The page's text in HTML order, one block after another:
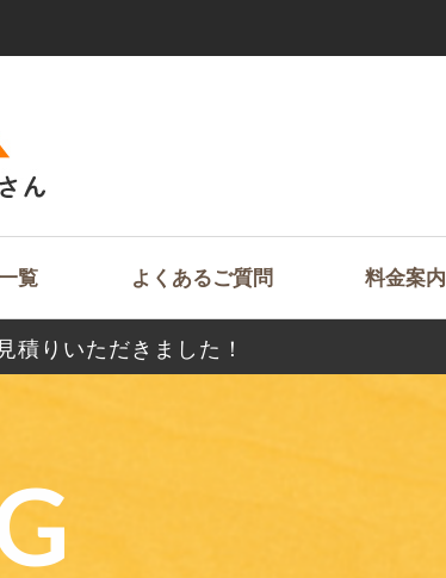
覧 よくあるご質問 料金案内
積りいただきました！